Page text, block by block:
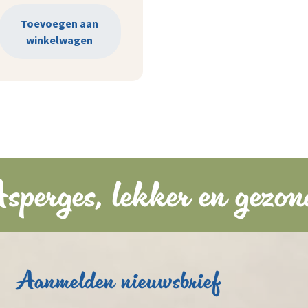
Toevoegen aan
winkelwagen
lekker en
Aanmelden nieuwsbrief